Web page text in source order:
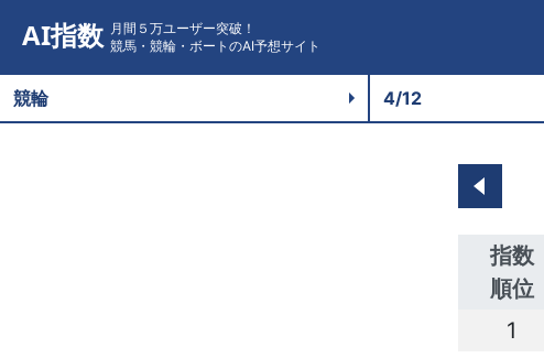
AI指数 月間５万ユーザー突破！
競馬・競輪・ボートのAI予想サイト
指数
順位
1